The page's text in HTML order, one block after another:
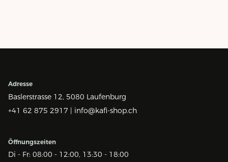
Adresse
Baslerstrasse 12, 5080 Laufenburg
+41 62 875 2917 | info@kafi-shop.ch
Öffnungszeiten
Di - Fr: 08:00 - 12:00, 13:30 - 18:00